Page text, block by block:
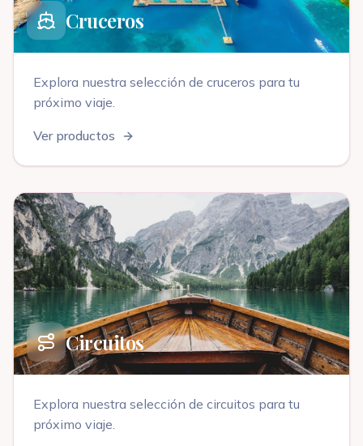
Cruceros
Explora nuestra selección de cruceros para tu
próximo viaje.
Ver productos
Circuitos
Explora nuestra selección de circuitos para tu
próximo viaje.